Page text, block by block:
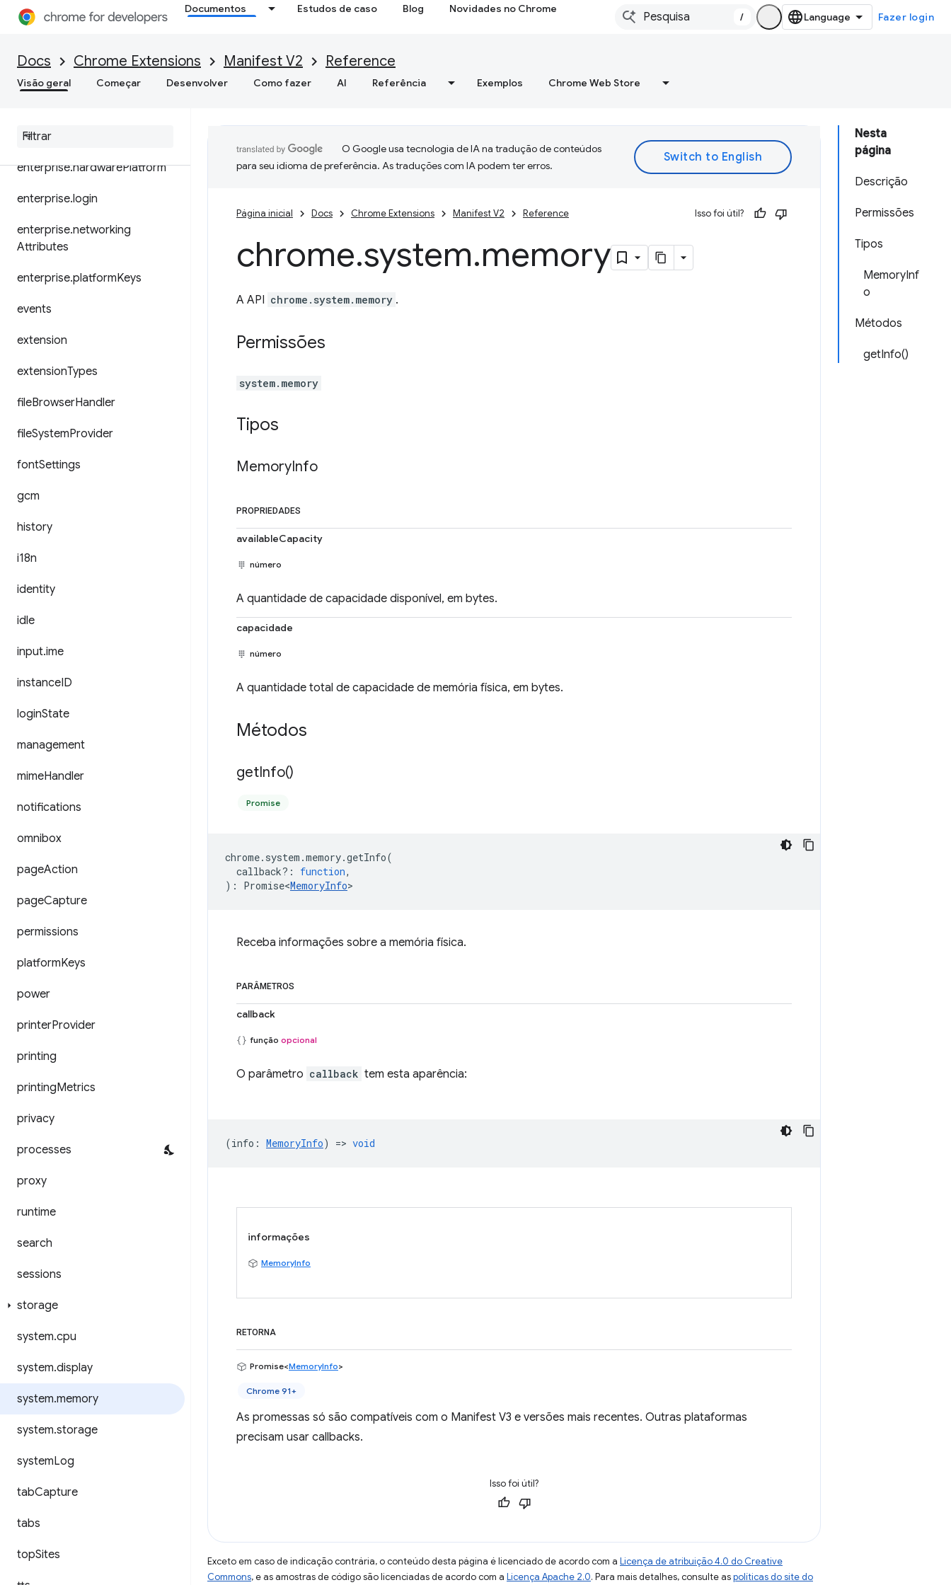
Documentos Estudos de caso Blog Novidades no Chrome
/ Fazer login
Docs Chrome Extensions Manifest V2 Reference
Visão geral Começar Desenvolver Como fazer AI Referência Exemplos Chrome Web Store
dns
enterprise
enterprise.hardwarePlatform
enterprise.login
enterprise.networking
Attributes
enterprise.platformKeys
events
extension
extensionTypes
fileBrowserHandler
fileSystemProvider
fontSettings
gcm
history
i18n
identity
idle
input.ime
instanceID
loginState
management
mimeHandler
notifications
omnibox
pageAction
pageCapture
permissions
platformKeys
power
printerProvider
printing
printingMetrics
privacy
processes
proxy
runtime
search
sessions
storage
system.cpu
system.display
system.memory
system.storage
systemLog
tabCapture
tabs
topSites
Nesta
página
Descrição
Permissões
Tipos
MemoryInf
o
Métodos
getInfo()
O Google usa tecnologia de IA na tradução de conteúdos
para seu idioma de preferência. As traduções com IA podem ter erros.
Página inicial Docs Chrome Extensions Manifest V2 Reference Isso foi útil?
chrome.system.memory
A API chrome.system.memory .
Permissões
system.memory
Tipos
MemoryInfo
PROPRIEDADES
availableCapacity
número
A quantidade de capacidade disponível, em bytes.
capacidade
número
A quantidade total de capacidade de memória física, em bytes.
Métodos
getInfo()
Promise
chrome. system .memory.getInfo(
callback? : function,
) : Promise<MemoryInfo>
Receba informações sobre a memória física.
PARÂMETROS
callback
função opcional
O parâmetro callback tem esta aparência:
(info : MemoryInfo) => void
informações
MemoryInfo
RETORNA
Promise<MemoryInfo>
Chrome 91+
As promessas só são compatíveis com o Manifest V3 e versões mais recentes. Outras plataformas
precisam usar callbacks.
Isso foi útil?
Exceto em caso de indicação contrária, o conteúdo desta página é licenciado de acordo com a Licença de atribuição 4.0 do Creative
Commons, e as amostras de código são licenciadas de acordo com a Licença Apache 2.0. Para mais detalhes, consulte aspolíticas do site do